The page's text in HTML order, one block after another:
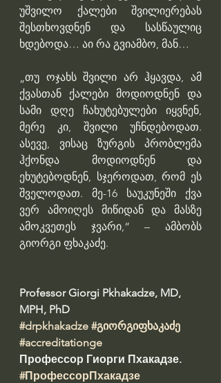
უშვილო ქალები შვილიერებას
შესთხოვდნენ და სასწაულიც
ხდებოდა… აი რა გვიამბო, მან…
„თუ ოჯახს შვილი არ ჰყავდა, ამ
ქვასთან ქალები მოდიოდნენ და
სამი დღე ჩახუტებულები იყვნენ,
მერე კი, შვილი უჩნდებოდათ.
ასევე, ვისაც ზურგის პრობლემა
ჰქონდა მოდიოდნენ და
ეხუტებოდნენ, სჯეროდათ, რომ ეს
შველოდათ. მე-16 საუკუნეში ქვა
ვერ ამოიღეს მიწიდან და მასზე
ამოკვეთეს ჯვარი,“ – ამბობს
გიორგი ფხაკაძე.
Professor Giorgi Pkhakadze, MD,
MPH, PhD
#drpkhakadze #გიორგიფხაკაძე
#accreditationge
Профессор Гиорги Пхакадзе.
#ПрофессорПхакадзе